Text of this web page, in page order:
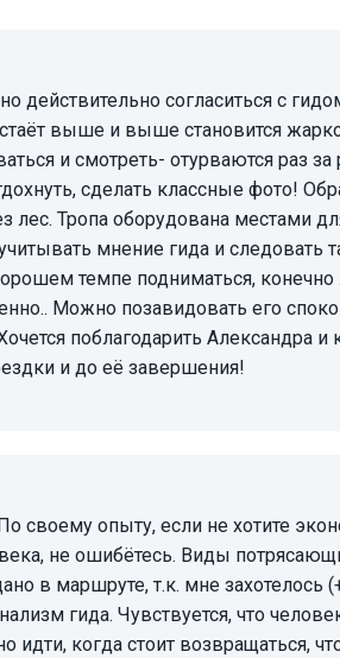
выше и выше становится
и смотреть- отурваются раз за
сделать классные фото!
лес. Тропа оборудована местами
мнение гида и следовать
темпе подниматься,
Можно позавидовать его
поблагодарить Александра и
и до её завершения!
не ошибётесь. Виды
в маршруте, т.к. мне захотелось
гида. Чувствуется, что
идти, когда стоит возвращаться,